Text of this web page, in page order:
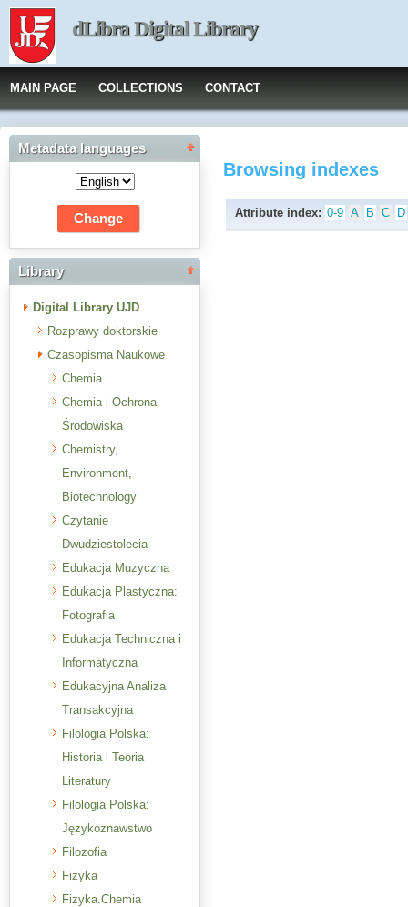
dLibra Digital Library
MAIN PAGE COLLECTIONS CONTACT
Metadata languages
Library
Digital Library UJD
Rozprawy doktorskie
Czasopisma Naukowe
Chemia
Chemia i Ochrona
Środowiska
Chemistry,
Environment,
Biotechnology
Czytanie
Dwudziestolecia
Edukacja Muzyczna
Edukacja Plastyczna:
Fotografia
Edukacja Techniczna i
Informatyczna
Edukacyjna Analiza
Transakcyjna
Filologia Polska:
Historia i Teoria
Literatury
Filologia Polska:
Językoznawstwo
Filozofia
Fizyka
Fizyka.Chemia
Browsing indexes
Attribute index: 0-9 A B C D